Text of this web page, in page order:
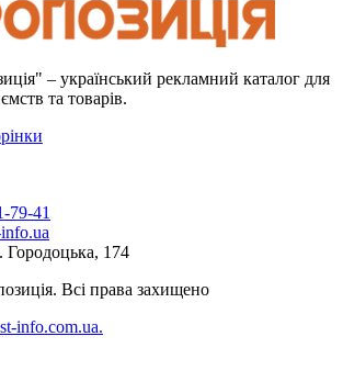
– український рекламний каталог для
та товарів.
79-41
Городоцька, 174
Всі права захищено
info.com.ua.